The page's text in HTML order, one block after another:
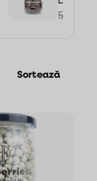
56,12 lei
Sortează